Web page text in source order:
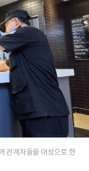
관계자들을 대상으로 한